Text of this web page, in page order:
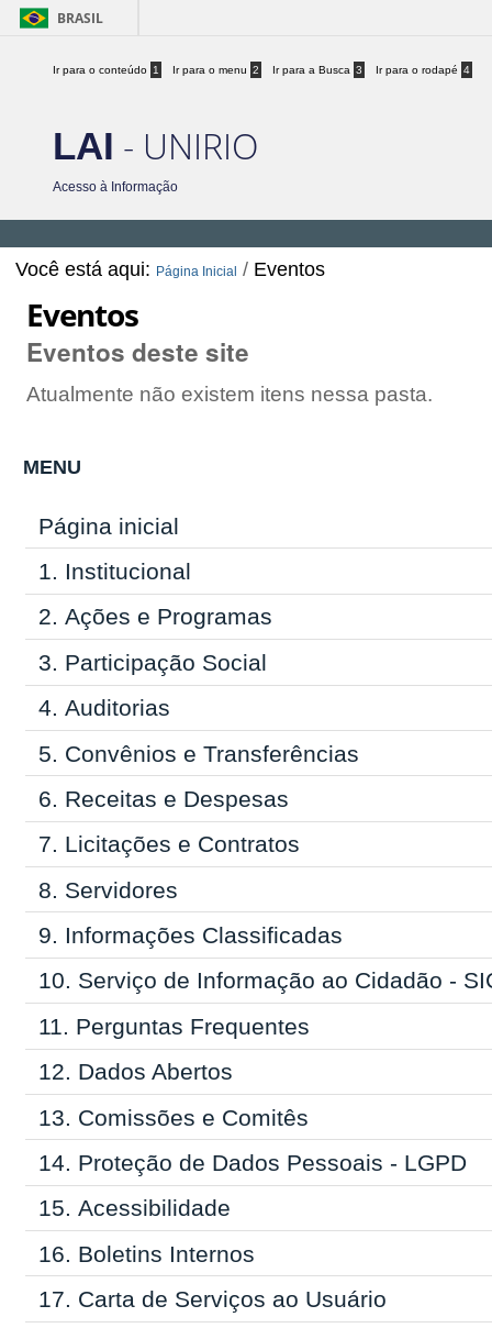
BRASIL
Ir para o conteúdo 1 Ir para o menu 2 Ir para a Busca 3 Ir para o rodapé 4
LAI - UNIRIO
Acesso à Informação
Você está aqui: Página Inicial / Eventos
Eventos
Eventos deste site
Atualmente não existem itens nessa pasta.
MENU
Página inicial
1. Institucional
2. Ações e Programas
3. Participação Social
4. Auditorias
5. Convênios e Transferências
6. Receitas e Despesas
7. Licitações e Contratos
8. Servidores
9. Informações Classificadas
10. Serviço de Informação ao Cidadão -
11. Perguntas Frequentes
12. Dados Abertos
13. Comissões e Comitês
14. Proteção de Dados Pessoais - LGPD
15. Acessibilidade
16. Boletins Internos
17. Carta de Serviços ao Usuário